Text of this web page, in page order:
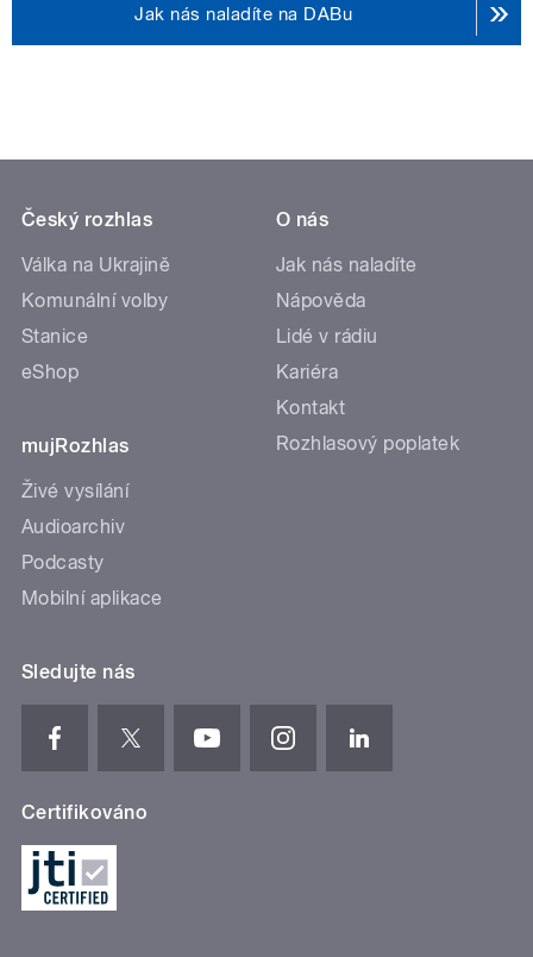
Jak nás naladíte na DABu
Český rozhlas
Válka na Ukrajině
Komunální volby
Stanice
eShop
mujRozhlas
Živé vysílání
Audioarchiv
Podcasty
Mobilní aplikace
O nás
Jak nás naladíte
Nápověda
Lidé v rádiu
Kariéra
Kontakt
Rozhlasový poplatek
Sledujte nás
Certifikováno